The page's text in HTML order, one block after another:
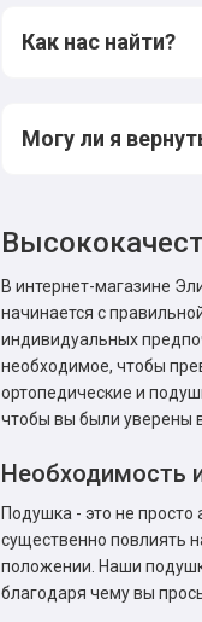
Как нас найти?
Могу ли я
В интернет-магазине
начинается с
индивидуальных
необходимое, чтобы
ортопедические и
чтобы вы были уверены
Необходимость
Подушка - это не
существенно повлиять
положении. Наши
благодаря чему вы